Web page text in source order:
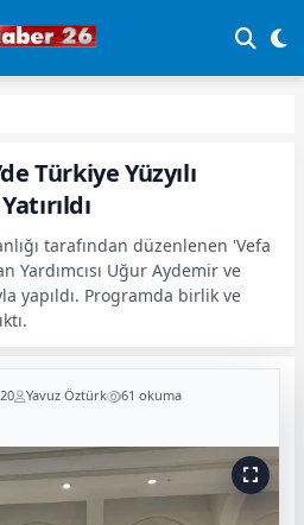
Türkiye Yüzyılı
tarafından düzenlenen 'Vefa
Yardımcısı Uğur Aydemir ve
yapıldı. Programda birlik ve
Yavuz Öztürk 61 okuma